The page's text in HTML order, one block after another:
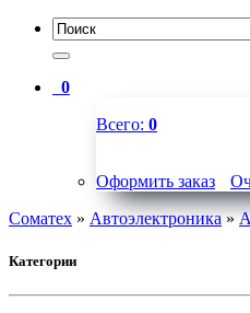
0
Всего: 0
Оформить заказ
Соматех » Автоэлектроника»
Категории